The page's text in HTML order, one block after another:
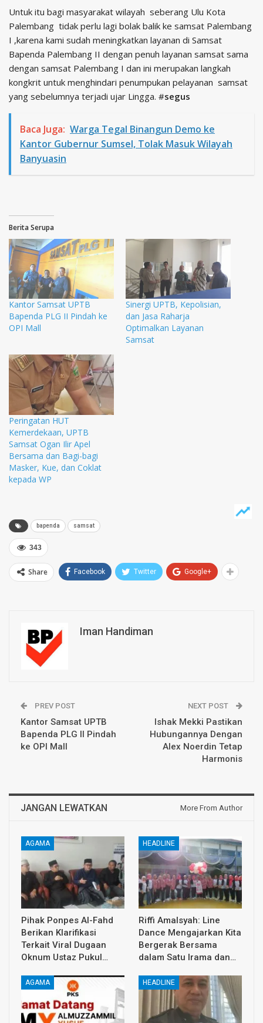
Untuk itu bagi masyarakat wilayah seberang Ulu Kota
Palembang tidak perlu lagi bolak balik ke samsat Palembang
I ,karena kami sudah meningkatkan layanan di Samsat
Bapenda Palembang II dengan penuh layanan samsat sama
dengan samsat Palembang I dan ini merupakan langkah
kongkrit untuk menghindari penumpukan pelayanan samsat
yang sebelumnya terjadi ujar Lingga. #segus
Baca Juga: Warga Tegal Binangun Demo ke
Kantor Gubernur Sumsel, Tolak Masuk Wilayah
Banyuasin
Berita Serupa
Kantor Samsat UPTB
Bapenda PLG II Pindah ke
OPI Mall
Sinergi UPTB, Kepolisian,
dan Jasa Raharja
Optimalkan Layanan
Samsat
Peringatan HUT
Kemerdekaan, UPTB
Samsat Ogan Ilir Apel
Bersama dan Bagi-bagi
Masker, Kue, dan Coklat
kepada WP
bapenda samsat
343
Share Facebook Twitter Google+
Iman Handiman
PREV POST
Kantor Samsat UPTB
Bapenda PLG II Pindah
ke OPI Mall
NEXT POST
Ishak Mekki Pastikan
Hubungannya Dengan
Alex Noerdin Tetap
Harmonis
JANGAN LEWATKAN More From Author
AGAMA
Pihak Ponpes Al-Fahd
Berikan Klarifikasi
Terkait Viral Dugaan
Oknum Ustaz Pukul…
HEADLINE
Riffi Amalsyah: Line
Dance Mengajarkan Kita
Bergerak Bersama
dalam Satu Irama dan…
AGAMA HEADLINE